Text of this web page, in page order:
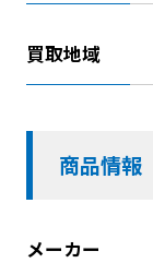
買取地域
商品情報
メーカー